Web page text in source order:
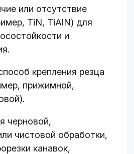
или отсутствие
TiN, TiAlN) для
и
крепления резца
прижимной,
черновой,
чистовой обработки,
канавок,